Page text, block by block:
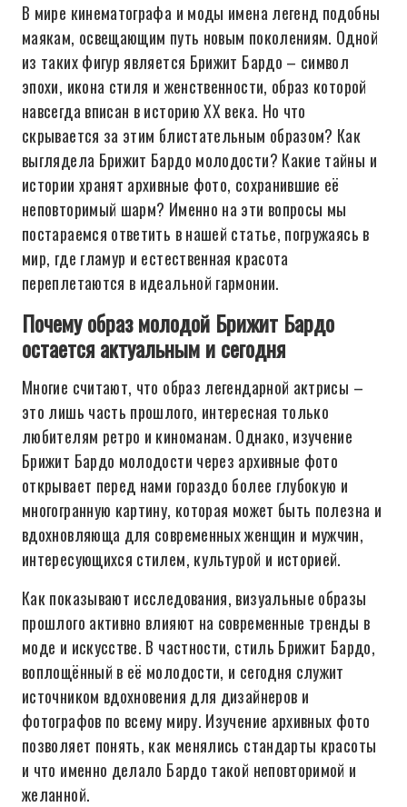
В мире кинематографа и моды имена легенд подобны
маякам, освещающим путь новым поколениям. Одной
из таких фигур является Брижит Бардо – символ
эпохи, икона стиля и женственности, образ которой
навсегда вписан в историю XX века. Но что
скрывается за этим блистательным образом? Как
выглядела Брижит Бардо молодости? Какие тайны и
истории хранят архивные фото, сохранившие её
неповторимый шарм? Именно на эти вопросы мы
постараемся ответить в нашей статье, погружаясь в
мир, где гламур и естественная красота
переплетаются в идеальной гармонии.
Почему образ молодой Брижит Бардо
остается актуальным и сегодня
Многие считают, что образ легендарной актрисы –
это лишь часть прошлого, интересная только
любителям ретро и киноманам. Однако, изучение
Брижит Бардо молодости через архивные фото
открывает перед нами гораздо более глубокую и
многогранную картину, которая может быть полезна и
вдохновляюща для современных женщин и мужчин,
интересующихся стилем, культурой и историей.
Как показывают исследования, визуальные образы
прошлого активно влияют на современные тренды в
моде и искусстве. В частности, стиль Брижит Бардо,
воплощённый в её молодости, и сегодня служит
источником вдохновения для дизайнеров и
фотографов по всему миру. Изучение архивных фото
позволяет понять, как менялись стандарты красоты
и что именно делало Бардо такой неповторимой и
желанной.